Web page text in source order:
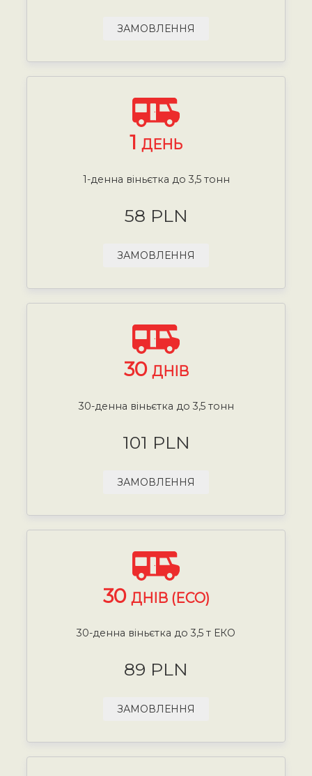
ЗАМОВЛЕННЯ
1 ДЕНЬ
1-денна віньєтка до 3,5 тонн
58 PLN
ЗАМОВЛЕННЯ
30 ДНІВ
30-денна віньєтка до 3,5 тонн
101 PLN
ЗАМОВЛЕННЯ
30 ДНІВ (ECO)
30-денна віньєтка до 3,5 т ЕКО
89 PLN
ЗАМОВЛЕННЯ